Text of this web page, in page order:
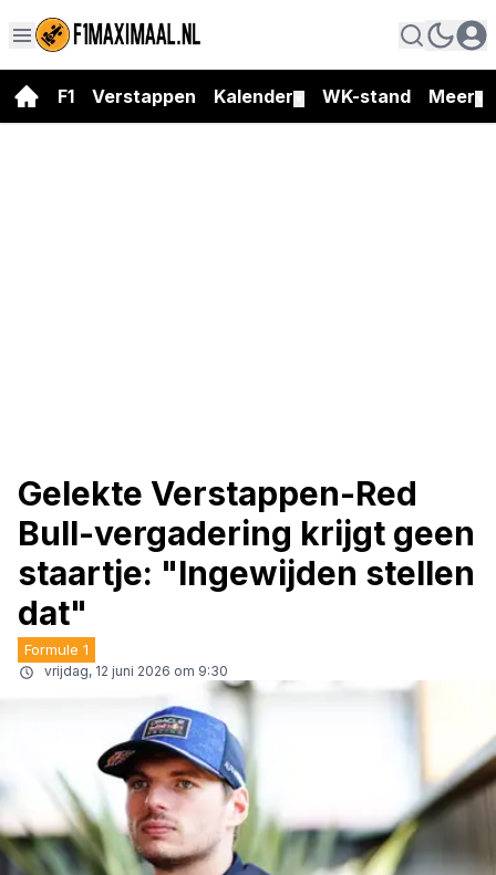
F1 Verstappen Kalender WK-stand Meer
Gelekte Verstappen-Red
Bull-vergadering krijgt geen
staartje: "Ingewijden stellen
dat"
Formule 1
vrijdag, 12 juni 2026 om 9:30